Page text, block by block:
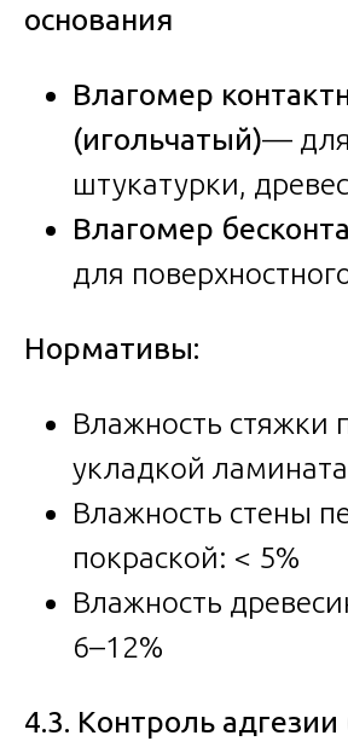
основания
Влагомер
(игольчатый)—
штукатурки,
Влагомер
для
Нормативы:
Влажность стяжки
укладкой
Влажность стены
покраской: < 5%
Влажность
6–12%
4.3. Контроль